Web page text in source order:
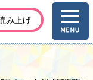
み上げ